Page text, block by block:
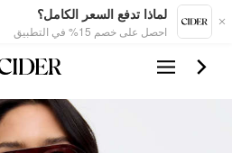
لماذا تدفع السعر الكامل؟
احصل على خصم 15% في التطبيق